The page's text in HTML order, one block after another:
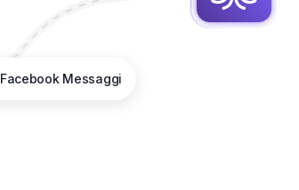
Facebook Messaggi